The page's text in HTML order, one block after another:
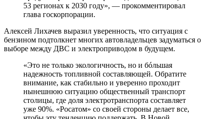
53 регионах к 2030 году», — прокомментировал
глава госкорпорации.
Алексей Лихачев выразил уверенность, что ситуация с
бензином подтолкнет многих автовладельцев задуматься о
выборе между ДВС и электроприводом в будущем.
«Это не только экологичность, но и бóльшая
надежность топливной составляющей. Обратите
внимание, как стабильно и уверенно проходит
нынешнюю ситуацию общественный транспорт
столицы, где доля электротранспорта составляет
уже 90%. «Росатом» со своей стороны делает все,